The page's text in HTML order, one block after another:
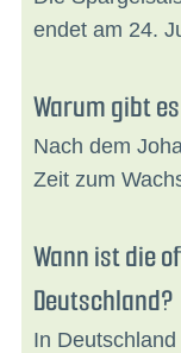
endet am 24.
Warum gibt
Nach dem
Zeit zum
Wann ist die
Deutschland?
In